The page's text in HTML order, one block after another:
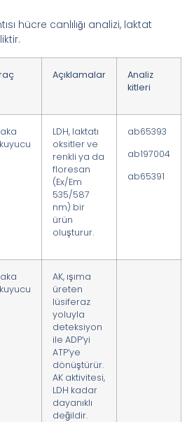
hücre canlılığı analizi, laktat
Açıklamalar
Analiz
kitleri
LDH, laktatı
oksitler ve
renkli ya da
floresan
(Ex/Em
535/587
nm) bir
ürün
oluşturur.
ab65393
ab197004
ab65391
AK, ışıma
üreten
lüsiferaz
yoluyla
deteksiyon
ile ADP’yi
ATP’ye
dönüştürür.
AK aktivitesi,
LDH kadar
dayanıklı
değildir.